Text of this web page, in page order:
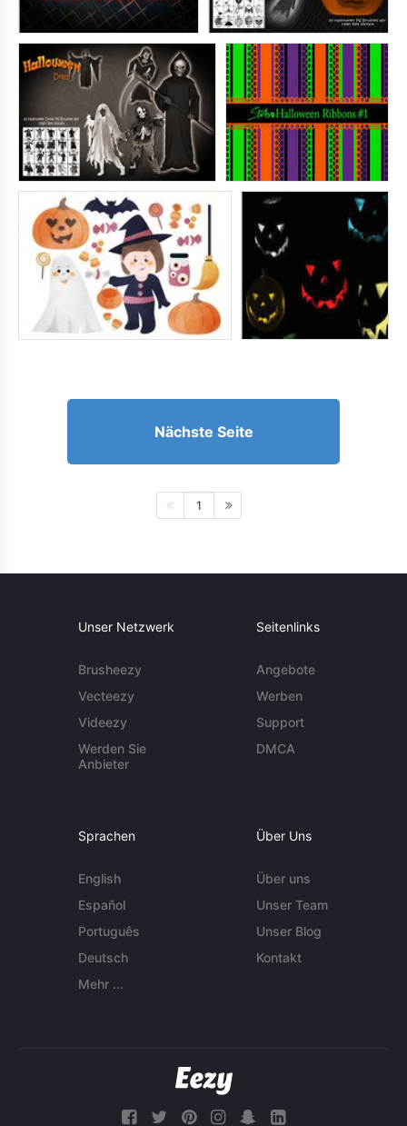
Nächste Seite
1
Unser Netzwerk
Brusheezy
Vecteezy
Videezy
Werden Sie
Anbieter
Seitenlinks
Angebote
Werben
Support
DMCA
Sprachen
English
Español
Português
Deutsch
Mehr ...
Über Uns
Über uns
Unser Team
Unser Blog
Kontakt